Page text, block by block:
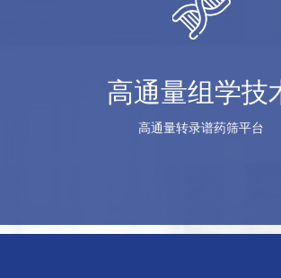
高通量转录谱药筛平台
高通量组学技